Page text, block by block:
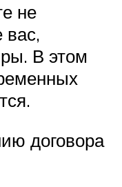
не
вас,
В этом
договора